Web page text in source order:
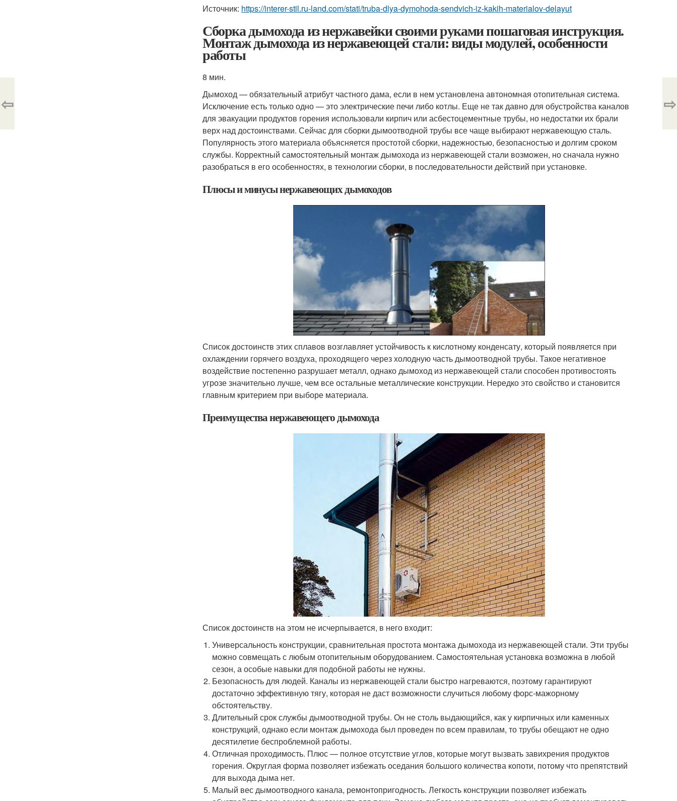
Источник: https://interer-stil.ru-land.com/stati/truba-dlya-dymohoda-sendvich-iz-kakih-materialov-delayut
Сборка дымохода из нержавейки своими руками пошаговая инструкция.
Монтаж дымохода из нержавеющей стали: виды модулей, особенности
работы
8 мин.
Дымоход — обязательный атрибут частного дама, если в нем установлена автономная отопительная система.
Исключение есть только одно — это электрические печи либо котлы. Еще не так давно для обустройства каналов
для эвакуации продуктов горения использовали кирпич или асбестоцементные трубы, но недостатки их брали
верх над достоинствами. Сейчас для сборки дымоотводной трубы все чаще выбирают нержавеющую сталь.
Популярность этого материала объясняется простотой сборки, надежностью, безопасностью и долгим сроком
службы. Корректный самостоятельный монтаж дымохода из нержавеющей стали возможен, но сначала нужно
разобраться в его особенностях, в технологии сборки, в последовательности действий при установке.
Плюсы и минусы нержавеющих дымоходов
Список достоинств этих сплавов возглавляет устойчивость к кислотному конденсату, который появляется при
охлаждении горячего воздуха, проходящего через холодную часть дымоотводной трубы. Такое негативное
воздействие постепенно разрушает металл, однако дымоход из нержавеющей стали способен противостоять
угрозе значительно лучше, чем все остальные металлические конструкции. Нередко это свойство и становится
главным критерием при выборе материала.
Преимущества нержавеющего дымохода
Список достоинств на этом не исчерпывается, в него входит:
Универсальность конструкции, сравнительная простота монтажа дымохода из нержавеющей стали. Эти трубы
можно совмещать с любым отопительным оборудованием. Самостоятельная установка возможна в любой
сезон, а особые навыки для подобной работы не нужны.
Безопасность для людей. Каналы из нержавеющей стали быстро нагреваются, поэтому гарантируют
достаточно эффективную тягу, которая не даст возможности случиться любому форс-мажорному
обстоятельству.
Длительный срок службы дымоотводной трубы. Он не столь выдающийся, как у кирпичных или каменных
конструкций, однако если монтаж дымохода был проведен по всем правилам, то трубы обещают не одно
десятилетие беспроблемной работы.
Отличная проходимость. Плюс — полное отсутствие углов, которые могут вызвать завихрения продуктов
горения. Округлая форма позволяет избежать оседания большого количества копоти, потому что препятствий
для выхода дыма нет.
Малый вес дымоотводного канала, ремонтопригодность. Легкость конструкции позволяет избежать
⇦ ⇨